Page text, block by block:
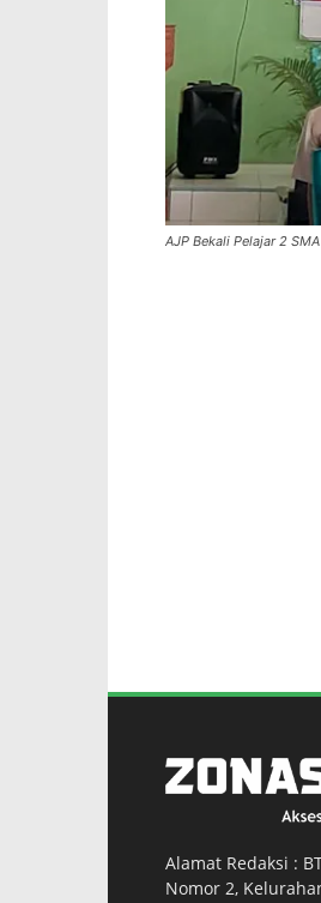
AJP Bekali Pelajar 2
Alamat Redaksi :
Nomor 2,